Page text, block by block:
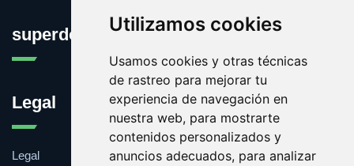
Utilizamos cookies
Usamos cookies y otras técnicas
de rastreo para mejorar tu
experiencia de navegación en
nuestra web, para mostrarte
contenidos personalizados y
anuncios adecuados, para analizar
superdotados.net
Legal
Legal